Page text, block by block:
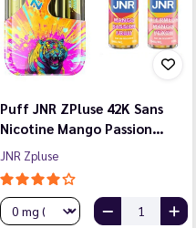
Puff JNR ZPluse 42K Sans
Nicotine Mango Passion…
JNR Zpluse